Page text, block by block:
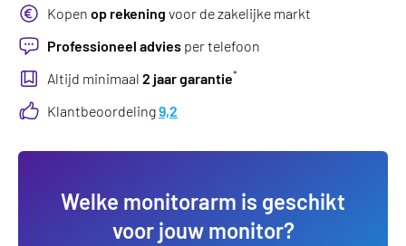
Kopen op rekening voor de zakelijke markt
Professioneel advies per telefoon
Altijd minimaal 2 jaar garantie*
Klantbeoordeling9,2
Welke monitorarm is geschikt
voor jouw monitor?